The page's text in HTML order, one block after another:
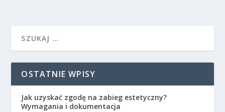
OSTATNIE WPISY
Jak uzyskać zgodę na zabieg estetyczny?
Wymagania i dokumentacja